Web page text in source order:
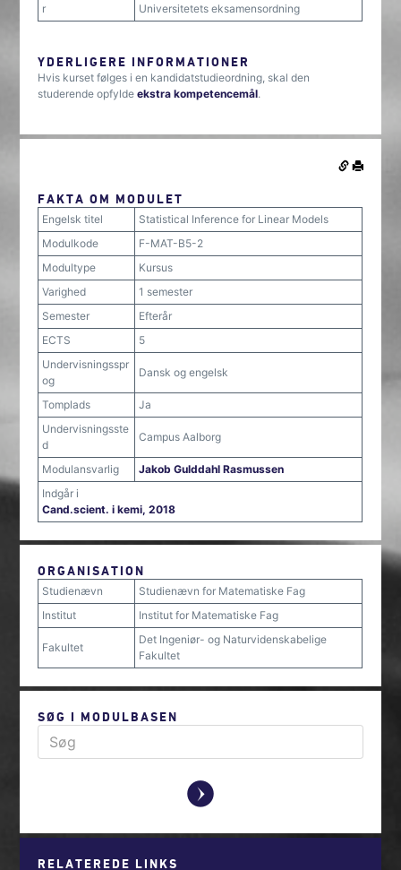
r
Universitetets eksamensordning
YDERLIGERE INFORMATIONER
Hvis kurset følges i en kandidatstudieordning, skal den
studerende opfyldeekstra kompetencemål.
FAKTA OM MODULET
Engelsk titel
Statistical Inference for Linear Models
Modulkode
F-MAT-B5-2
Modultype
Kursus
Varighed
1 semester
Semester
Efterår
ECTS
5
Undervisningsspr
og
Dansk og engelsk
Tomplads
Ja
Undervisningsste
d
Campus Aalborg
Modulansvarlig
Jakob Gulddahl Rasmussen
Indgår i
Cand.scient. i kemi, 2018
ORGANISATION
Studienævn
Studienævn for Matematiske Fag
Institut
Institut for Matematiske Fag
Fakultet
Det Ingeniør- og Naturvidenskabelige
Fakultet
SØG I MODULBASEN
y
RELATEREDE LINKS